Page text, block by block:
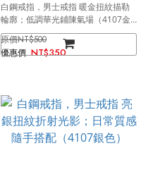
白鋼戒指，男士戒指 暖金扭紋描勒
輪廓；低調華光鋪陳氣場（4107金
色）
NT$500
NT$350